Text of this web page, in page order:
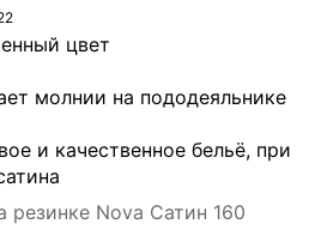
цвет
молнии на пододеяльнике
и качественное бельё, при
Nova Сатин 160